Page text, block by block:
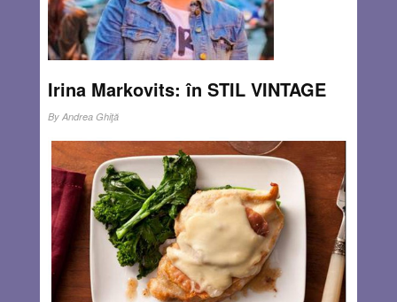
Irina Markovits: în STIL VINTAGE
By Andrea Ghiţă
Cu ani în urmă, descopeream la Bruxelles ce în seamna
vintage autentic.Vizita în Place du Jeu de Balle devenise
rutina de duminică dimineaţa, după o cafea şi un croissant
în Petit Sablon. Îmi pierdeam ore întregi trecând de la
o
Read more…
MAY 21, 2013 0 COMMENTS